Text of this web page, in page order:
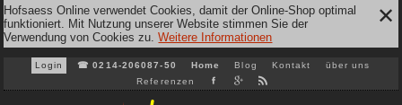
Hofsaess Online verwendet Cookies, damit der Online-Shop optimal
funktioniert. Mit Nutzung unserer Website stimmen Sie der
Verwendung von Cookies zu.Weitere Informationen
✕
Login ☎0214-206087-50 Home Blog Kontakt
über uns
Referenzen